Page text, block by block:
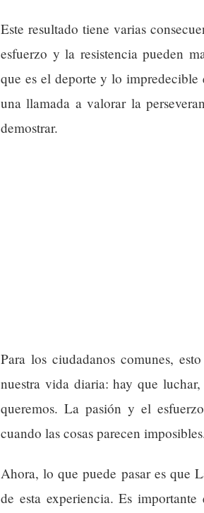
Este resultado tiene varias
esfuerzo y la resistencia pueden
que es el deporte y lo impredecible
una llamada a valorar la
demostrar.
Para los ciudadanos comunes,
nuestra vida diaria: hay que
queremos. La pasión y el
cuando las cosas parecen
Ahora, lo que puede pasar es que
de esta experiencia. Es